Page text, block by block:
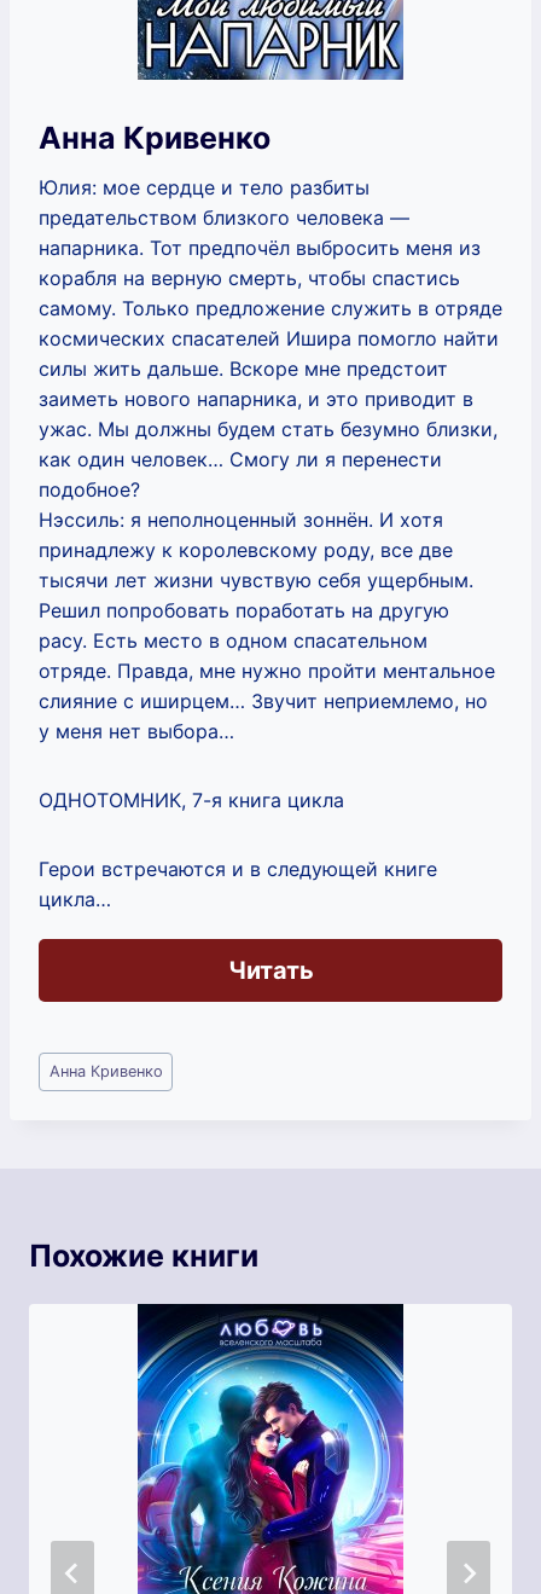
Анна Кривенко
Юлия: мое сердце и тело разбиты
предательством близкого человека —
напарника. Тот предпочёл выбросить меня из
корабля на верную смерть, чтобы спастись
самому. Только предложение служить в отряде
космических спасателей Ишира помогло найти
силы жить дальше. Вскоре мне предстоит
заиметь нового напарника, и это приводит в
ужас. Мы должны будем стать безумно близки,
как один человек… Смогу ли я перенести
подобное?
Нэссиль: я неполноценный зоннён. И хотя
принадлежу к королевскому роду, все две
тысячи лет жизни чувствую себя ущербным.
Решил попробовать поработать на другую
расу. Есть место в одном спасательном
отряде. Правда, мне нужно пройти ментальное
слияние с иширцем… Звучит неприемлемо, но
у меня нет выбора…
ОДНОТОМНИК, 7-я книга цикла
Герои встречаются и в следующей книге
цикла…
Читать
Метки
записи:
Анна Кривенко
Похожие книги